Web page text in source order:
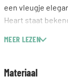
een vleugje
Heart staat
verschillende
MEER LEZEN
Materiaal